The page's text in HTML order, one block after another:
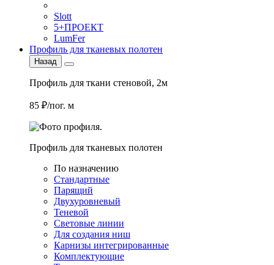
Slott
5+ПРОЕКТ
LumFer
Профиль для тканевых полотен
Назад
Профиль для ткани стеновой, 2м
85 ₽/пог. м
Профиль для тканевых полотен
По назначению
Стандартные
Парящий
Двухуровневый
Теневой
Световые линии
Для создания ниш
Карнизы интегрированные
Комплектующие